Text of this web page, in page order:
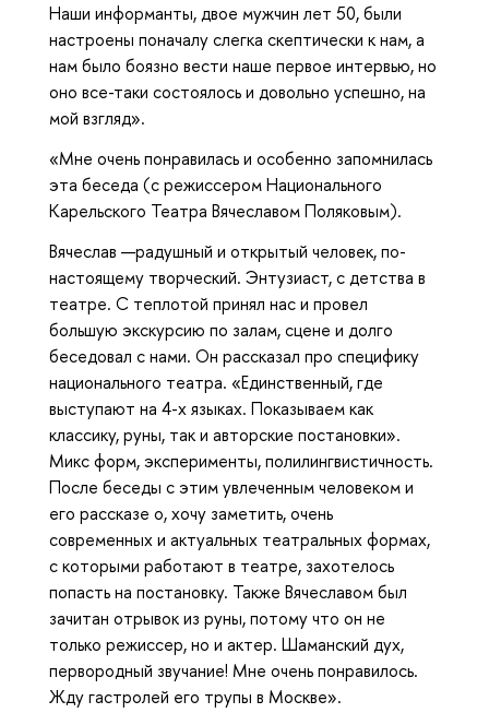
Наши информанты, двое мужчин лет 50, были
настроены поначалу слегка скептически к нам, а
нам было боязно вести наше первое интервью, но
оно все-таки состоялось и довольно успешно, на
мой взгляд».
«Мне очень понравилась и особенно запомнилась
эта беседа (с режиссером Национального
Карельского Театра Вячеславом Поляковым).
Вячеслав —радушный и открытый человек, по-
настоящему творческий. Энтузиаст, с детства в
театре. С теплотой принял нас и провел
большую экскурсию по залам, сцене и долго
беседовал с нами. Он рассказал про специфику
национального театра. «Единственный, где
выступают на 4-х языках. Показываем как
классику, руны, так и авторские постановки».
Микс форм, эксперименты, полилингвистичность.
После беседы с этим увлеченным человеком и
его рассказе о, хочу заметить, очень
современных и актуальных театральных формах,
с которыми работают в театре, захотелось
попасть на постановку. Также Вячеславом был
зачитан отрывок из руны, потому что он не
только режиссер, но и актер. Шаманский дух,
первородный звучание! Мне очень понравилось.
Жду гастролей его трупы в Москве».